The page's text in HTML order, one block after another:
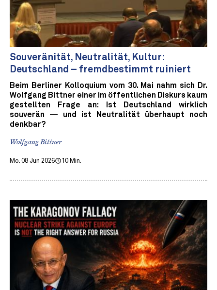
Souveränität, Neutralität, Kultur:
Deutschland – fremdbestimmt ruiniert
Beim Berliner Kolloquium vom 30. Mai nahm sich Dr.
Wolfgang Bittner einer im öffentlichen Diskurs kaum
gestellten Frage an: Ist Deutschland wirklich
souverän — und ist Neutralität überhaupt noch
denkbar?
Wolfgang Bittner
Mo. 08 Jun 2026 10 Min.